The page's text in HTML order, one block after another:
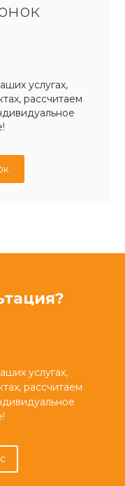
услугах,
рассчитаем
услугах,
рассчитаем